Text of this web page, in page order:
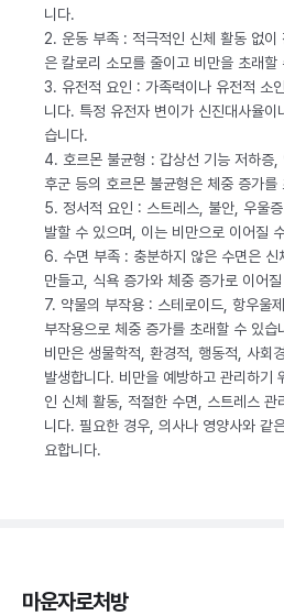
니다.
2. 운동 부족 : 적극적인 신체 활동 없이
은 칼로리 소모를 줄이고 비만을 초래할
3. 유전적 요인 : 가족력이나 유전적 소
니다. 특정 유전자 변이가 신진대사율
습니다.
4. 호르몬 불균형 : 갑상선 기능 저하증
후군 등의 호르몬 불균형은 체중 증가를
5. 정서적 요인 : 스트레스, 불안, 우울
발할 수 있으며, 이는 비만으로 이어질
6. 수면 부족 : 충분하지 않은 수면은 신
만들고, 식욕 증가와 체중 증가로 이어
7. 약물의 부작용 : 스테로이드, 항우울
부작용으로 체중 증가를 초래할 수 있습
비만은 생물학적, 환경적, 행동적, 사회
발생합니다. 비만을 예방하고 관리하기
인 신체 활동, 적절한 수면, 스트레스
니다. 필요한 경우, 의사나 영양사와 같
요합니다.
마운자로처방